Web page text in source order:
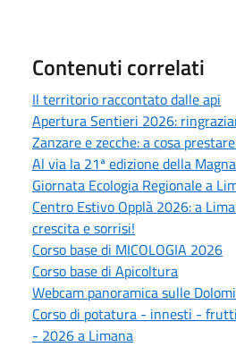
Contenuti correlati
Il territorio raccontato dalle api
Apertura Sentieri 2026:
Zanzare e zecche: a cosa
Al via la 21ª edizione della
Giornata Ecologia Regionale a
Centro Estivo Opplà 2026: a
crescita e sorrisi!
Corso base di MICOLOGIA 2026
Corso base di Apicoltura
Webcam panoramica sulle
Corso di potatura - innesti -
- 2026 a Limana